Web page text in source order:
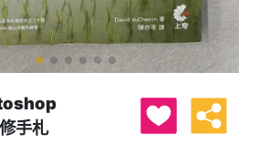
手札